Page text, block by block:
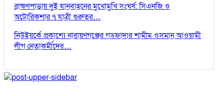
​ব্রাহ্মণপাড়ায় দুই যানবাহনের মুখোমুখি সংঘর্ষ: সিএনজি ও
অটোরিকশার ৭ যাত্রী গুরুতর…
নিউইয়র্কে প্রকাশ্যে নারায়ণগঞ্জের গডফাদার শামীম ওসমান আওয়ামী
লীগ নেতাকর্মীদের…